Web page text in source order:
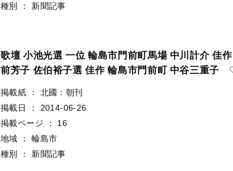
種別
： 新聞記事
歌壇 小池光選 一位 輪島市門前町馬場 中川計介 佳作
前芳子 佐伯裕子選 佳作 輪島市門前町 中谷三重子
掲載紙 ：
北國：朝刊
掲載日
：
2014-06-26
掲載ページ
：
16
地域
：
輪島市
種別
： 新聞記事